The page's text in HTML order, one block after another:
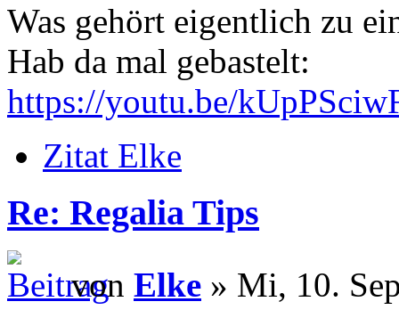
Was gehört eigentlich zu
Hab da mal gebastelt:
https://youtu.be/
Zitat Elke
Re: Regalia Tips
von Elke » Mi, 10.